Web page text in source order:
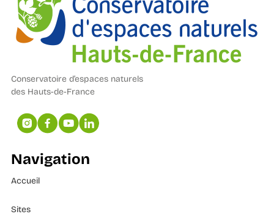
Conservatoire d’espaces naturels
des Hauts-de-France
Navigation
Accueil
Sites